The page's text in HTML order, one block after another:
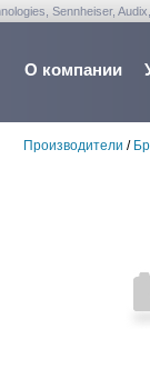
Sennheiser,
О компании
Производители /